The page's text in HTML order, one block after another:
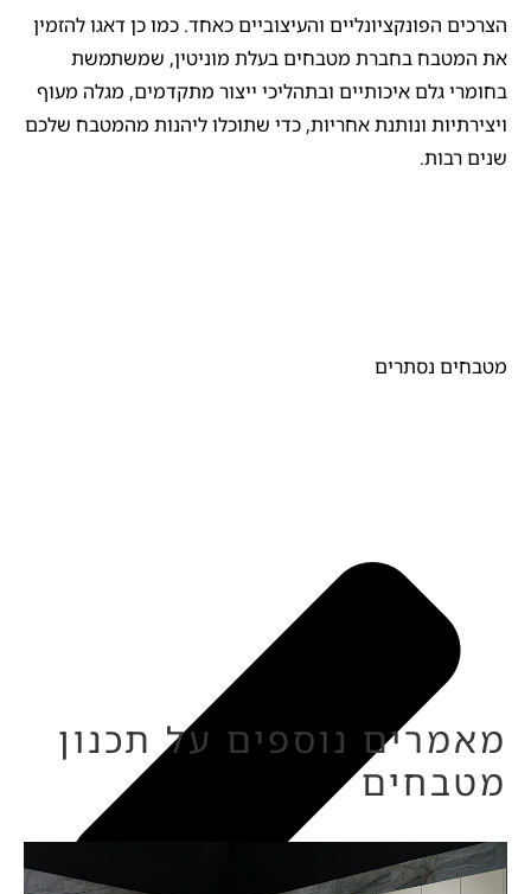
הצרכים הפונקציונליים והעיצוביים כאחד. כמו כן דאגו להזמין
את המטבח בחברת מטבחים בעלת מוניטין, שמשתמשת
בחומרי גלם איכותיים ובתהליכי ייצור מתקדמים, מגלה מעוף
ויצירתיות ונותנת אחריות, כדי שתוכלו ליהנות מהמטבח שלכם
שנים רבות.
מטבחים נסתרים
מאמרים נוספים על תכנון
מטבחים